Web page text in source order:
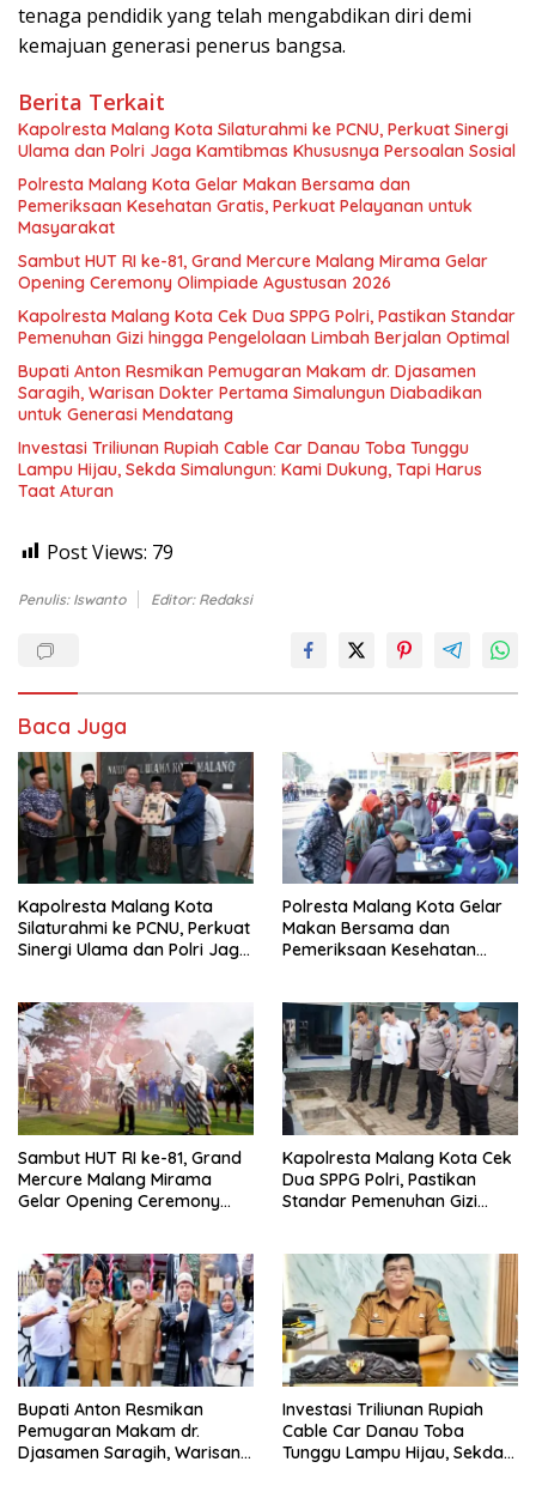
tenaga pendidik yang telah mengabdikan diri demi
kemajuan generasi penerus bangsa.
Berita Terkait
Kapolresta Malang Kota Silaturahmi ke PCNU, Perkuat Sinergi
Ulama dan Polri Jaga Kamtibmas Khususnya Persoalan Sosial
Polresta Malang Kota Gelar Makan Bersama dan
Pemeriksaan Kesehatan Gratis, Perkuat Pelayanan untuk
Masyarakat
Sambut HUT RI ke-81, Grand Mercure Malang Mirama Gelar
Opening Ceremony Olimpiade Agustusan 2026
Kapolresta Malang Kota Cek Dua SPPG Polri, Pastikan Standar
Pemenuhan Gizi hingga Pengelolaan Limbah Berjalan Optimal
Bupati Anton Resmikan Pemugaran Makam dr. Djasamen
Saragih, Warisan Dokter Pertama Simalungun Diabadikan
untuk Generasi Mendatang
Investasi Triliunan Rupiah Cable Car Danau Toba Tunggu
Lampu Hijau, Sekda Simalungun: Kami Dukung, Tapi Harus
Taat Aturan
Post Views: 79
Penulis: Iswanto Editor: Redaksi
Baca Juga
Kapolresta Malang Kota
Silaturahmi ke PCNU, Perkuat
Sinergi Ulama dan Polri Jaga
Polresta Malang Kota Gelar
Makan Bersama dan
Pemeriksaan Kesehatan
Sambut HUT RI ke-81, Grand
Mercure Malang Mirama
Gelar Opening Ceremony
Kapolresta Malang Kota Cek
Dua SPPG Polri, Pastikan
Standar Pemenuhan Gizi
Bupati Anton Resmikan
Pemugaran Makam dr.
Djasamen Saragih, Warisan
Investasi Triliunan Rupiah
Cable Car Danau Toba
Tunggu Lampu Hijau, Sekda